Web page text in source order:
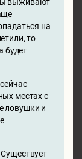
на
то
будет
местах с
ловушки и